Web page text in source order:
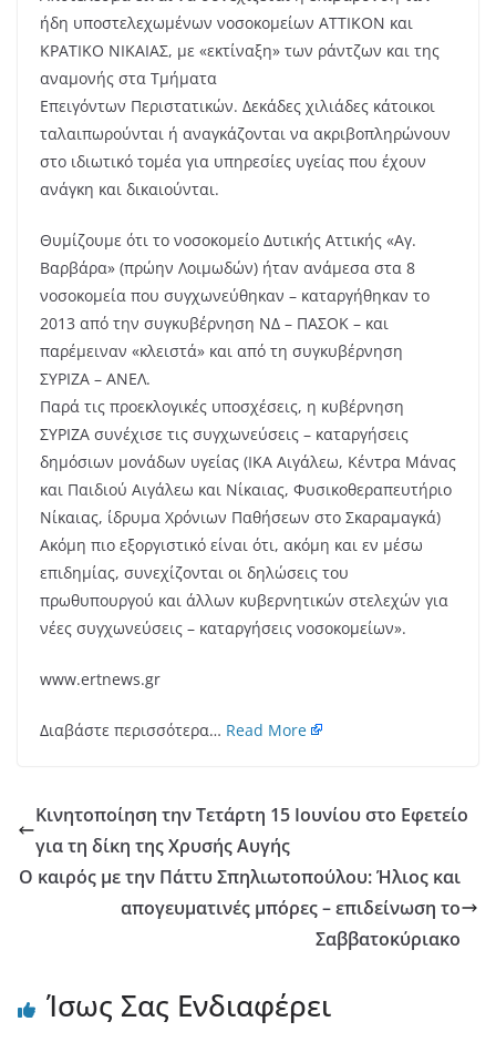
ήδη υποστελεχωμένων νοσοκομείων ΑΤΤΙΚΟΝ και
ΚΡΑΤΙΚΟ ΝΙΚΑΙΑΣ, με «εκτίναξη» των ράντζων και της
αναμονής στα Τμήματα
Επειγόντων Περιστατικών. Δεκάδες χιλιάδες κάτοικοι
ταλαιπωρούνται ή αναγκάζονται να ακριβοπληρώνουν
στο ιδιωτικό τομέα για υπηρεσίες υγείας που έχουν
ανάγκη και δικαιούνται.
Θυμίζουμε ότι το νοσοκομείο Δυτικής Αττικής «Αγ.
Βαρβάρα» (πρώην Λοιμωδών) ήταν ανάμεσα στα 8
νοσοκομεία που συγχωνεύθηκαν – καταργήθηκαν το
2013 από την συγκυβέρνηση ΝΔ – ΠΑΣΟΚ – και
παρέμειναν «κλειστά» και από τη συγκυβέρνηση
ΣΥΡΙΖΑ – ΑΝΕΛ.
Παρά τις προεκλογικές υποσχέσεις, η κυβέρνηση
ΣΥΡΙΖΑ συνέχισε τις συγχωνεύσεις – καταργήσεις
δημόσιων μονάδων υγείας (ΙΚΑ Αιγάλεω, Κέντρα Μάνας
και Παιδιού Αιγάλεω και Νίκαιας, Φυσικοθεραπευτήριο
Νίκαιας, ίδρυμα Χρόνιων Παθήσεων στο Σκαραμαγκά)
Ακόμη πιο εξοργιστικό είναι ότι, ακόμη και εν μέσω
επιδημίας, συνεχίζονται οι δηλώσεις του
πρωθυπουργού και άλλων κυβερνητικών στελεχών για
νέες συγχωνεύσεις – καταργήσεις νοσοκομείων».
www.ertnews.gr
Διαβάστε περισσότερα… Read More
Κινητοποίηση την Τετάρτη 15 Ιουνίου στο Εφετείο
για τη δίκη της Χρυσής Αυγής
Ο καιρός με την Πάττυ Σπηλιωτοπούλου: Ήλιος και
απογευματινές μπόρες – επιδείνωση το
Σαββατοκύριακο
Ίσως Σας Ενδιαφέρει